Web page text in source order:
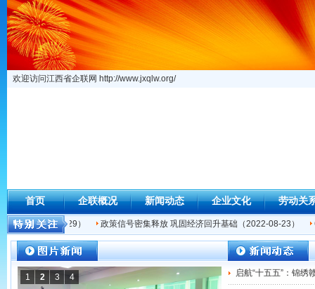
欢迎访问江西省企联网 http://www.jxqlw.org/
首页 企联概况 新闻动态 企业文化 劳动关
西…（2022-09-29） 政策信号密集释放 巩固经济回升基础（2022-08-23）
1 2 3 4 启航“十五五”：锦绣